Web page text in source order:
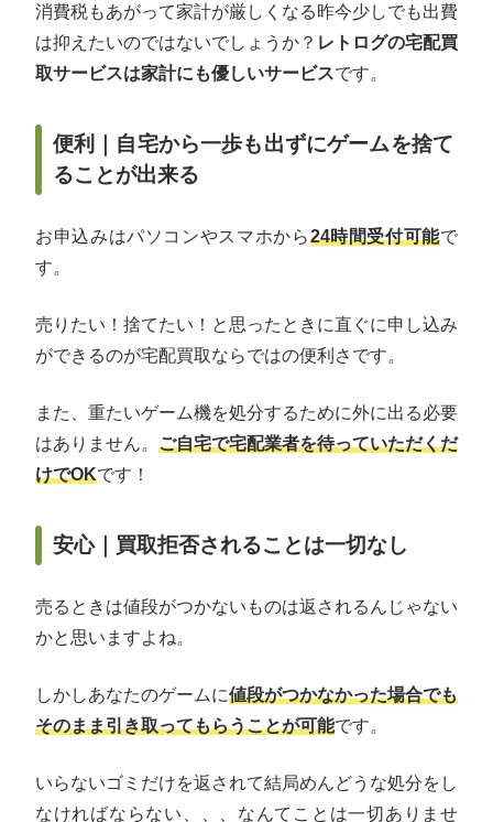
消費税もあがって家計が厳しくなる昨今少しでも出費
は抑えたいのではないでしょうか？ レトログの宅配買
取サービスは家計にも優しいサービスです。
便利｜自宅から一歩も出ずにゲームを捨て
ることが出来る
お申込みはパソコンやスマホから24時間受付可能で
す。
売りたい！捨てたい！と思ったときに直ぐに申し込み
ができるのが宅配買取ならではの便利さです。
また、重たいゲーム機を処分するために外に出る必要
はありません。 ご自宅で宅配業者を待っていただくだ
けでOKです！
安心｜買取拒否されることは一切なし
売るときは値段がつかないものは返されるんじゃない
かと思いますよね。
しかしあなたのゲームに値段がつかなかった場合でも
そのまま引き取ってもらうことが可能です。
いらないゴミだけを返されて結局めんどうな処分をし
なければならない、、、なんてことは一切ありませ